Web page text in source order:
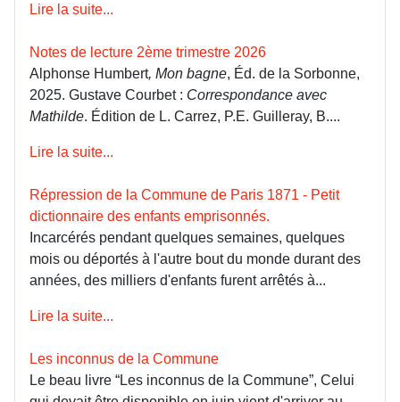
Lire la suite...
Notes de lecture 2ème trimestre 2026
Alphonse Humbert, Mon bagne, Éd. de la Sorbonne,
2025. Gustave Courbet : Correspondance avec
Mathilde. Édition de L. Carrez, P.E. Guilleray, B....
Lire la suite...
Répression de la Commune de Paris 1871 - Petit
dictionnaire des enfants emprisonnés.
Incarcérés pendant quelques semaines, quelques
mois ou déportés à l'autre bout du monde durant des
années, des milliers d'enfants furent arrêtés à...
Lire la suite...
Les inconnus de la Commune
Le beau livre “Les inconnus de la Commune”, Celui